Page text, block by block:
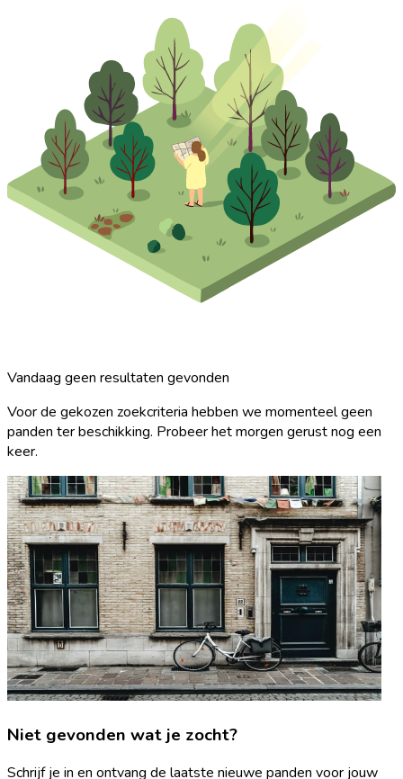
Vandaag geen resultaten gevonden
Voor de gekozen zoekcriteria hebben we momenteel geen
panden ter beschikking. Probeer het morgen gerust nog een
keer.
Niet gevonden wat je zocht?
Schrijf je in en ontvang de laatste nieuwe panden voor jouw